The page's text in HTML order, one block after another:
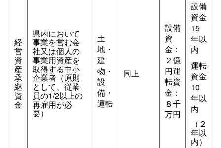
経
営
資
産
承
継
資
金
県内において
事業を営む会
社又は個人の
事業用資産を
取得する中小
企業者（原則
として、従業
員の1/2以上の
再雇用が必
要）
土
地・
建
物・
設
備・
運転
同上
設備
資
金：
２億
円運
転資
金：
８千
万円
設備
資金
15
年以
内
運転
資金
10
年以
内
（２
年以
内）